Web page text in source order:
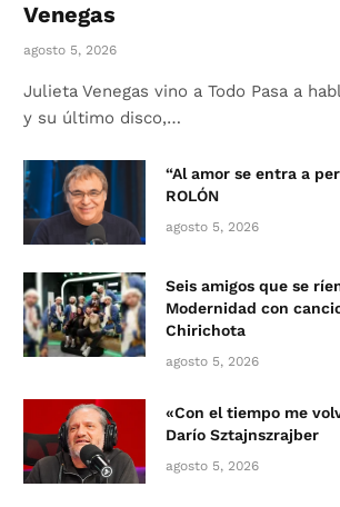
Venegas
agosto 5, 2026
Julieta Venegas vino a Todo Pasa a
y su último disco,…
“Al amor se entra a
ROLÓN
agosto 5, 2026
Seis amigos que se
Modernidad con
Chirichota
agosto 5, 2026
«Con el tiempo me
Darío Sztajnszrajber
agosto 5, 2026